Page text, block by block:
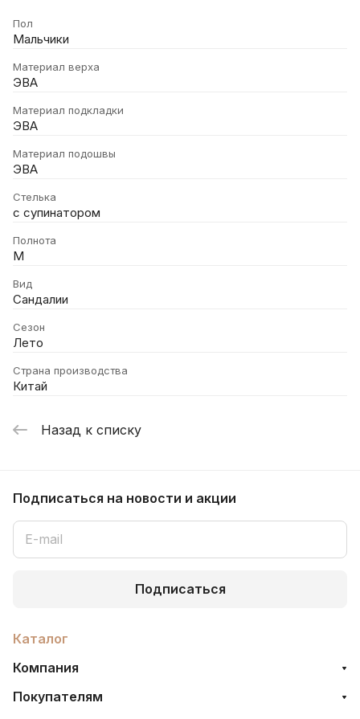
Пол
Мальчики
Материал верха
ЭВА
Материал подкладки
ЭВА
Материал подошвы
ЭВА
Стелька
с супинатором
Полнота
М
Вид
Сандалии
Сезон
Лето
Страна производства
Китай
Назад к списку
Подписаться на новости и акции
Подписаться
Каталог
Компания
Покупателям